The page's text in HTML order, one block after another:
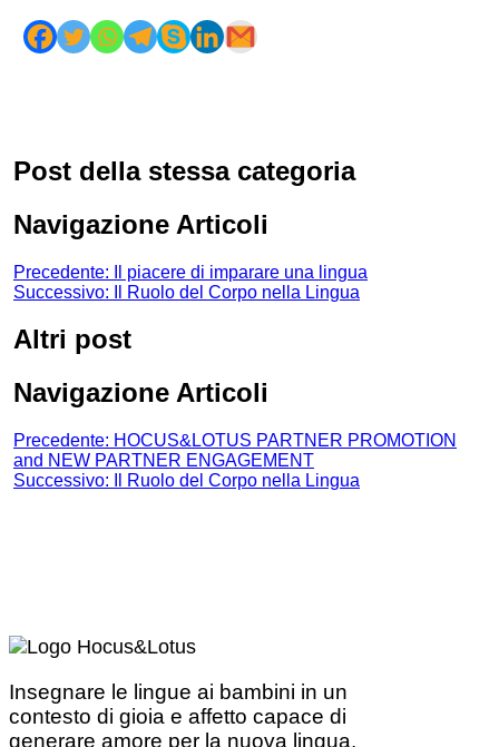
Post della stessa categoria
Navigazione Articoli
Precedente:
Il piacere di imparare una lingua
Successivo:
Il Ruolo del Corpo nella Lingua
Altri post
Navigazione Articoli
Precedente: HOCUS&LOTUS PARTNER PROMOTION
and NEW PARTNER ENGAGEMENT
Successivo:
Il Ruolo del Corpo nella Lingua
Insegnare le lingue ai bambini in un
contesto di gioia e affetto capace di
generare amore per la nuova lingua.